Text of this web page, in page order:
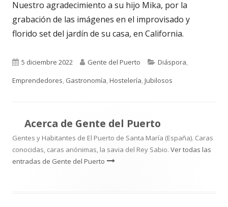
Nuestro agradecimiento a su hijo Mika, por la
grabación de las imágenes en el improvisado y
florido set del jardín de su casa, en California.
Publicado
el
5 diciembre 2022 Autor
Gente del Puerto Categorías
Diáspora,
Emprendedores, Gastronomía,Hostelería,Jubilosos
Acerca de Gente del Puerto
Gentes y Habitantes de El Puerto de Santa María (España). Caras
conocidas, caras anónimas, la savia del Rey Sabio. Ver todas las
entradas de Gente del Puerto